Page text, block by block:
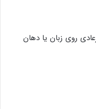
روی زبان یا دهان